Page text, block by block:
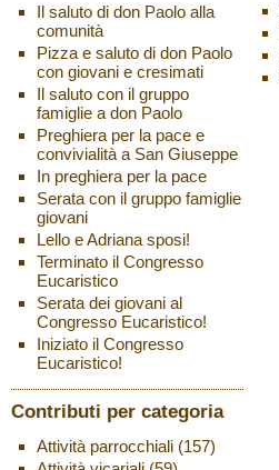
Il saluto di don Paolo alla
comunità
Pizza e saluto di don Paolo
con giovani e cresimati
Il saluto con il gruppo
famiglie a don Paolo
Preghiera per la pace e
convivialità a San Giuseppe
In preghiera per la pace
Serata con il gruppo famiglie
giovani
Lello e Adriana sposi!
Terminato il Congresso
Eucaristico
Serata dei giovani al
Congresso Eucaristico!
Iniziato il Congresso
Eucaristico!
Contributi per categoria
Attività parrocchiali(157)